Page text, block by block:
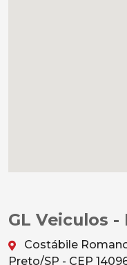
GL Veiculos -
Costábile
Preto/SP - CEP